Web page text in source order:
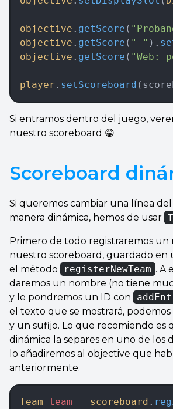
objective . getScore (
objective . getScore ( " " ).
objective . getScore ( "Web:
player . setScoreboard
Si entramos dentro del juego,
nuestro scoreboard 😁
Scoreboard
Si queremos cambiar una línea
manera dinámica, hemos de usar
Primero de todo registraremos un
nuestro scoreboard, guardado en
el método
registerNewTeam . A
daremos un nombre (no tiene
y le pondremos un ID con
el texto que se mostrará,
y un sufijo. Lo que recomiendo es
dinámica la separes en uno de los
lo añadiremos al objective que
anteriormente.
Team team = scoreboard .